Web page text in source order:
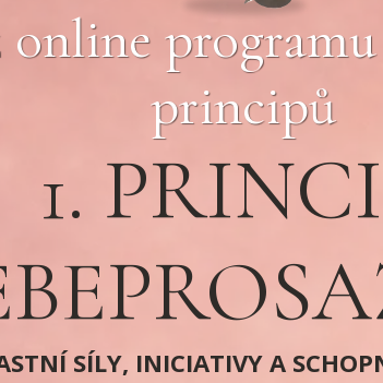
online
principů
1.
SÍLY, INICIATIVY A